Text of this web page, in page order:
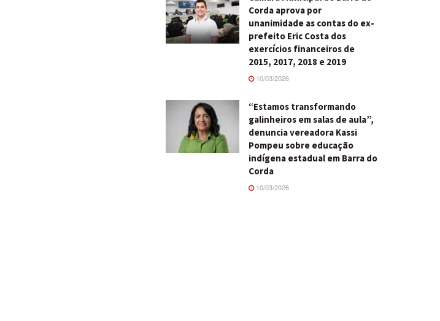
Corda aprova por
unanimidade as contas do ex-
prefeito Eric Costa dos
exercícios financeiros de
2015, 2017, 2018 e 2019
10/03/2026
“Estamos transformando
galinheiros em salas de aula”,
denuncia vereadora Kassi
Pompeu sobre educação
indígena estadual em Barra do
Corda
10/03/2026